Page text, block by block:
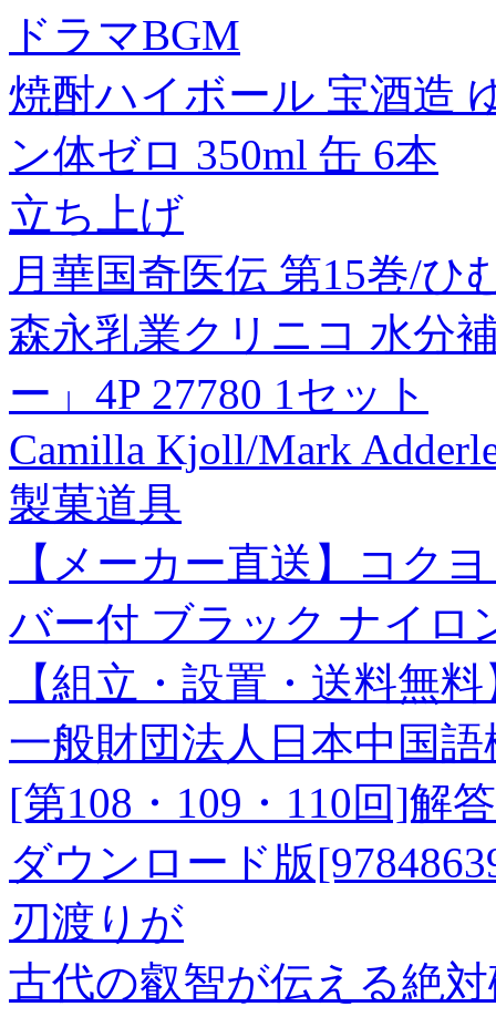
ドラマBGM
焼酎ハイボール 宝酒造
ン体ゼロ 350ml 缶 6本
立ち上げ
月華国奇医伝 第15巻/ひ
森永乳業クリニコ 水分
ー」4P 27780 1セット
Camilla Kjoll/Mark
製菓道具
【メーカー直送】コク
バー付 ブラック ナイロ
【組立・設置・送料無料
一般財団法人日本中国
[第108・109・110回]解
ダウンロード版
刃渡りが
古代の叡智が伝える絶